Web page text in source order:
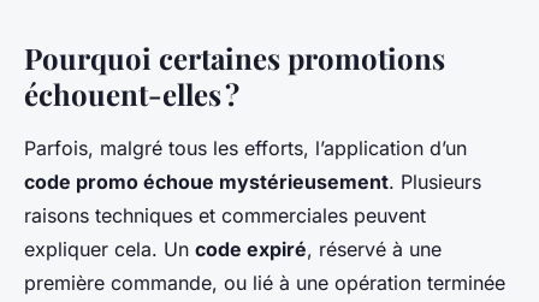
Pourquoi certaines promotions
échouent-elles ?
Parfois, malgré tous les efforts, l’application d’un
code promo échoue mystérieusement. Plusieurs
raisons techniques et commerciales peuvent
expliquer cela. Un code expiré, réservé à une
première commande, ou lié à une opération terminée